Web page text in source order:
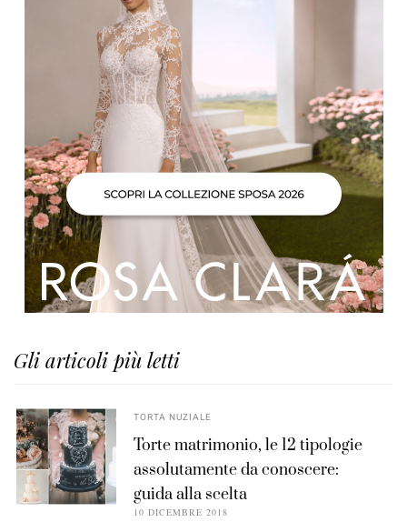
Gli articoli più letti
TORTA NUZIALE
Torte matrimonio, le 12 tipologie
assolutamente da conoscere:
guida alla scelta
10 DICEMBRE 2018